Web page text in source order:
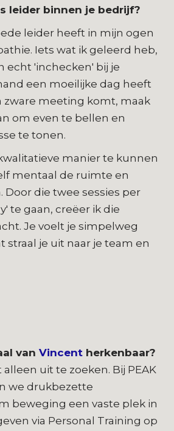
leider binnen je bedrijf?
leider heeft in mijn ogen
Iets wat ik geleerd heb,
echt 'inchecken' bij je
een moeilijke dag heeft
zware meeting komt, maak
om even te bellen en
te tonen.
manier te kunnen
mentaal de ruimte en
Door die twee sessies per
te gaan, creëer ik die
Je voelt je simpelweg
straal je uit naar je team en
vanVincent herkenbaar?
uit te zoeken. Bij PEAK
we drukbezette
beweging een vaste plek in
via Personal Training op